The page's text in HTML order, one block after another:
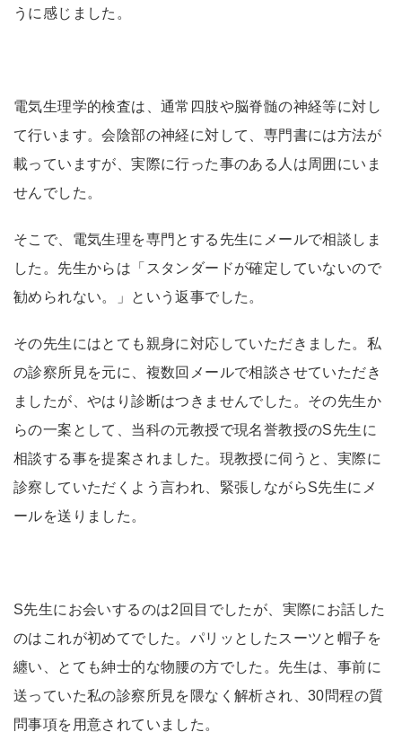
うに感じました。
電気生理学的検査は、通常四肢や脳脊髄の神経等に対し
て行います。会陰部の神経に対して、専門書には方法が
載っていますが、実際に行った事のある人は周囲にいま
せんでした。
そこで、電気生理を専門とする先生にメールで相談しま
した。先生からは「スタンダードが確定していないので
勧められない。」という返事でした。
その先生にはとても親身に対応していただきました。私
の診察所見を元に、複数回メールで相談させていただき
ましたが、やはり診断はつきませんでした。その先生か
らの一案として、当科の元教授で現名誉教授のS先生に
相談する事を提案されました。現教授に伺うと、実際に
診察していただくよう言われ、緊張しながらS先生にメ
ールを送りました。
S先生にお会いするのは2回目でしたが、実際にお話した
のはこれが初めてでした。パリッとしたスーツと帽子を
纏い、とても紳士的な物腰の方でした。先生は、事前に
送っていた私の診察所見を隈なく解析され、30問程の質
問事項を用意されていました。